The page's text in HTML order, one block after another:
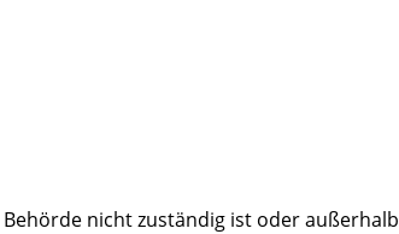
nicht zuständig ist oder außerhalb